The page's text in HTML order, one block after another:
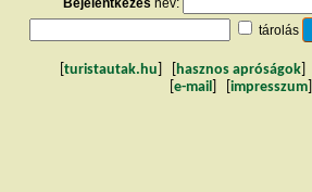
tárolás
turistautak.hu hasznos apróságok
e-mail impresszum]